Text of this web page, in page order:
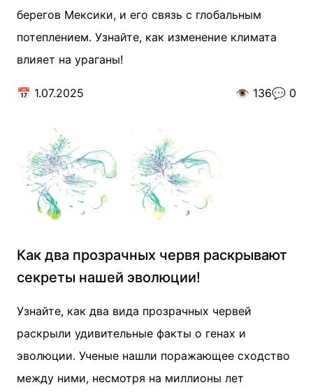
берегов Мексики, и его связь с глобальным
потеплением. Узнайте, как изменение климата
влияет на ураганы!
📅 1.07.2025 👁️ 136💬 0
Как два прозрачных червя раскрывают
секреты нашей эволюции!
Узнайте, как два вида прозрачных червей
раскрыли удивительные факты о генах и
эволюции. Ученые нашли поражающее сходство
между ними, несмотря на миллионы лет